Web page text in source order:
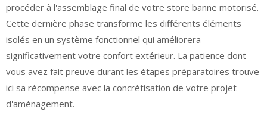
procéder à l'assemblage final de votre store banne motorisé.
Cette dernière phase transforme les différents éléments
isolés en un système fonctionnel qui améliorera
significativement votre confort extérieur. La patience dont
vous avez fait preuve durant les étapes préparatoires trouve
ici sa récompense avec la concrétisation de votre projet
d'aménagement.